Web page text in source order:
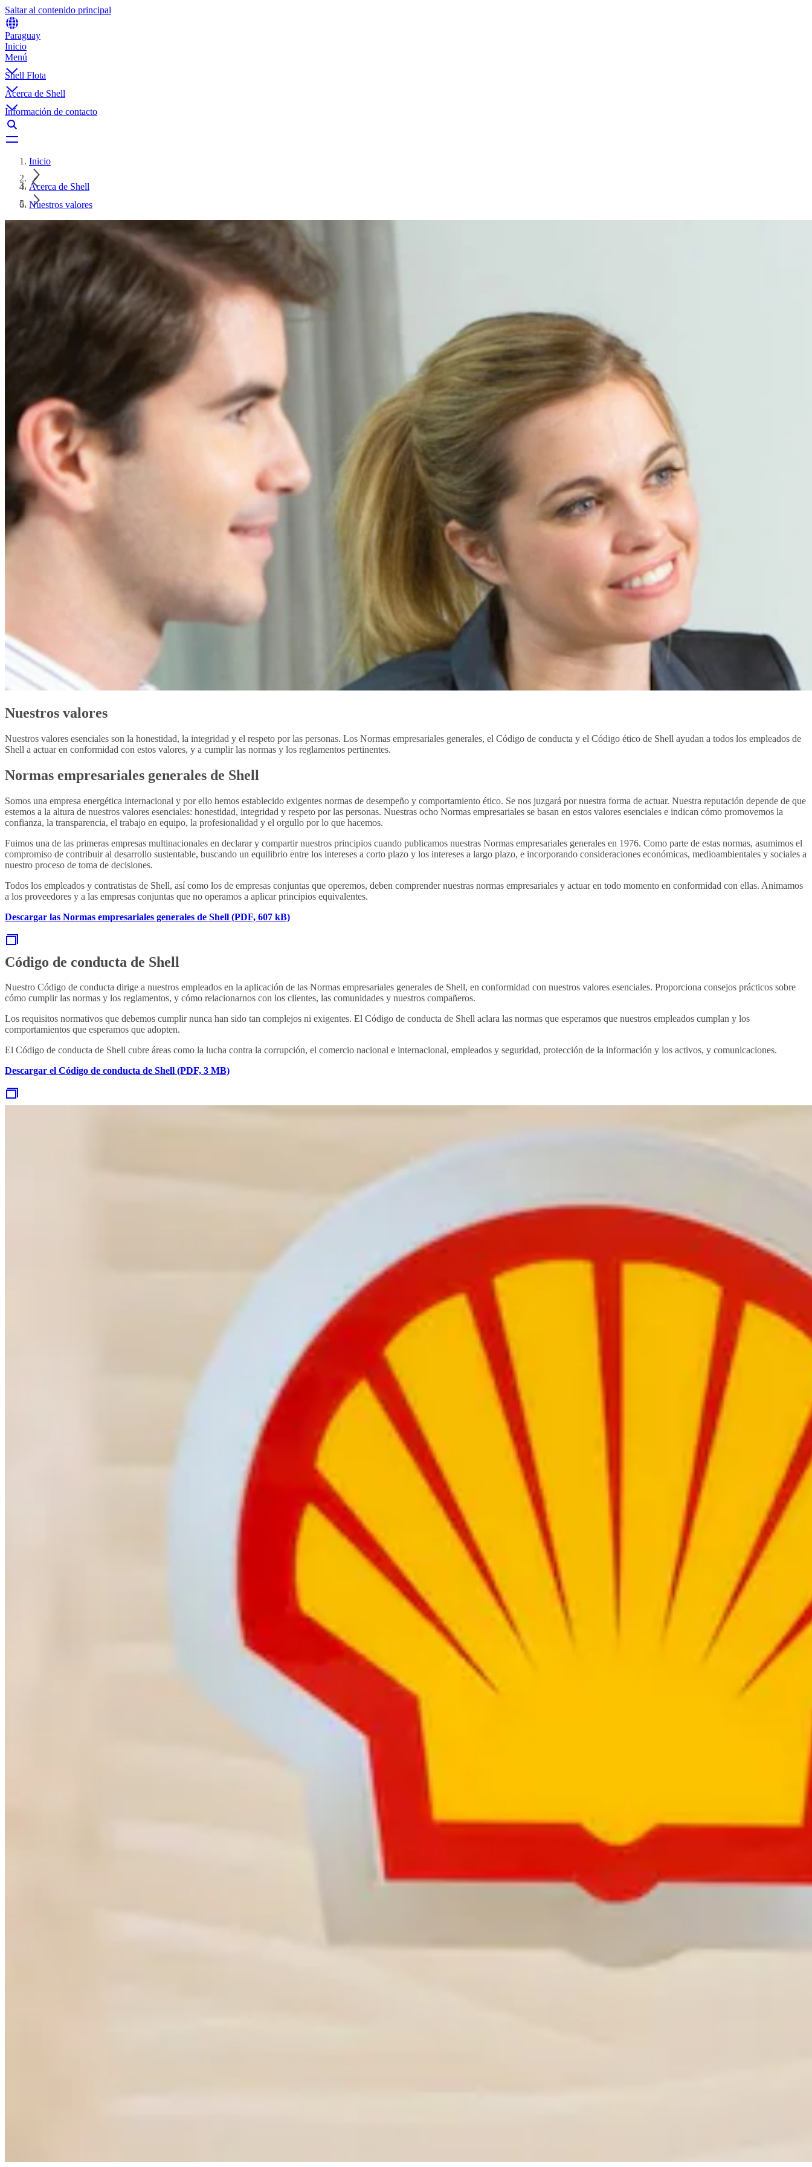
Saltar al contenido principal
Paraguay
Inicio
Menú
Shell Flota
Acerca de Shell
Información de contacto
Inicio
Acerca de Shell
Nuestros valores
Nuestros valores
Nuestros valores esenciales son la honestidad, la integridad y el respeto por las personas. Los Normas empresariales generales, el Código de conducta y el Código ético de Shell ayudan a todos los empleados de
Shell a actuar en conformidad con estos valores, y a cumplir las normas y los reglamentos pertinentes.
Normas empresariales generales de Shell
Somos una empresa energética internacional y por ello hemos establecido exigentes normas de desempeño y comportamiento ético. Se nos juzgará por nuestra forma de actuar. Nuestra reputación depende de que
estemos a la altura de nuestros valores esenciales: honestidad, integridad y respeto por las personas. Nuestras ocho Normas empresariales se basan en estos valores esenciales e indican cómo promovemos la
confianza, la transparencia, el trabajo en equipo, la profesionalidad y el orgullo por lo que hacemos.
Fuimos una de las primeras empresas multinacionales en declarar y compartir nuestros principios cuando publicamos nuestras Normas empresariales generales en 1976. Como parte de estas normas, asumimos el
compromiso de contribuir al desarrollo sustentable, buscando un equilibrio entre los intereses a corto plazo y los intereses a largo plazo, e incorporando consideraciones económicas, medioambientales y sociales a
nuestro proceso de toma de decisiones.
Todos los empleados y contratistas de Shell, así como los de empresas conjuntas que operemos, deben comprender nuestras normas empresariales y actuar en todo momento en conformidad con ellas. Animamos
a los proveedores y a las empresas conjuntas que no operamos a aplicar principios equivalentes.
Descargar las Normas empresariales generales de Shell (PDF, 607 kB)
Código de conducta de Shell
Nuestro Código de conducta dirige a nuestros empleados en la aplicación de las Normas empresariales generales de Shell, en conformidad con nuestros valores esenciales. Proporciona consejos prácticos sobre
cómo cumplir las normas y los reglamentos, y cómo relacionarnos con los clientes, las comunidades y nuestros compañeros.
Los requisitos normativos que debemos cumplir nunca han sido tan complejos ni exigentes. El Código de conducta de Shell aclara las normas que esperamos que nuestros empleados cumplan y los
comportamientos que esperamos que adopten.
El Código de conducta de Shell cubre áreas como la lucha contra la corrupción, el comercio nacional e internacional, empleados y seguridad, protección de la información y los activos, y comunicaciones.
Descargar el Código de conducta de Shell (PDF, 3 MB)